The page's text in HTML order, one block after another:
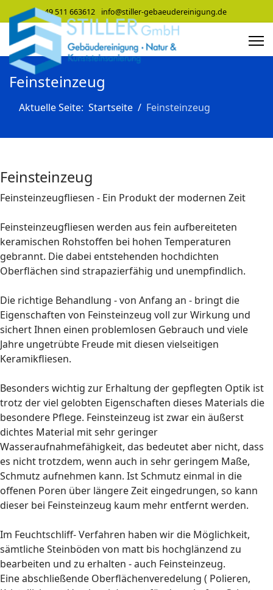
+49 511 663612 info@stiller-gebaeudereinigung.de
Feinsteinzeug
Aktuelle Seite: Startseite Feinsteinzeug
Feinsteinzeug
Feinsteinzeugfliesen - Ein Produkt der modernen Zeit
Feinsteinzeugfliesen werden aus fein aufbereiteten
keramischen Rohstoffen bei hohen Temperaturen
gebrannt. Die dabei entstehenden hochdichten
Oberflächen sind strapazierfähig und unempfindlich.
Die richtige Behandlung - von Anfang an - bringt die
Eigenschaften von Feinsteinzeug voll zur Wirkung und
sichert Ihnen einen problemlosen Gebrauch und viele
Jahre ungetrübte Freude mit diesen vielseitigen
Keramikfliesen.
Besonders wichtig zur Erhaltung der gepflegten Optik ist
trotz der viel gelobten Eigenschaften dieses Materials die
besondere Pflege. Feinsteinzeug ist zwar ein äußerst
dichtes Material mit sehr geringer
Wasseraufnahmefähigkeit, das bedeutet aber nicht, dass
es nicht trotzdem, wenn auch in sehr geringem Maße,
Schmutz aufnehmen kann. Ist Schmutz einmal in die
offenen Poren über längere Zeit eingedrungen, so kann
dieser bei Feinsteinzeug kaum mehr entfernt werden.
Im Feuchtschliff- Verfahren haben wir die Möglichkeit,
sämtliche Steinböden von matt bis hochglänzend zu
bearbeiten und zu erhalten - auch Feinsteinzeug.
Eine abschließende Oberflächenveredelung ( Polieren,